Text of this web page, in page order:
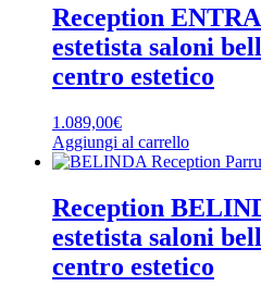
Reception
estetista saloni
centro estetico
1.089,00€
Aggiungi al carrello
Reception
estetista saloni
centro estetico